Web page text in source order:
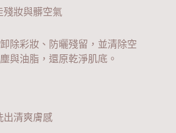
殘妝與髒空氣
除彩妝、防曬殘留，並清除空
與油脂，還原乾淨肌底。
出清爽膚感